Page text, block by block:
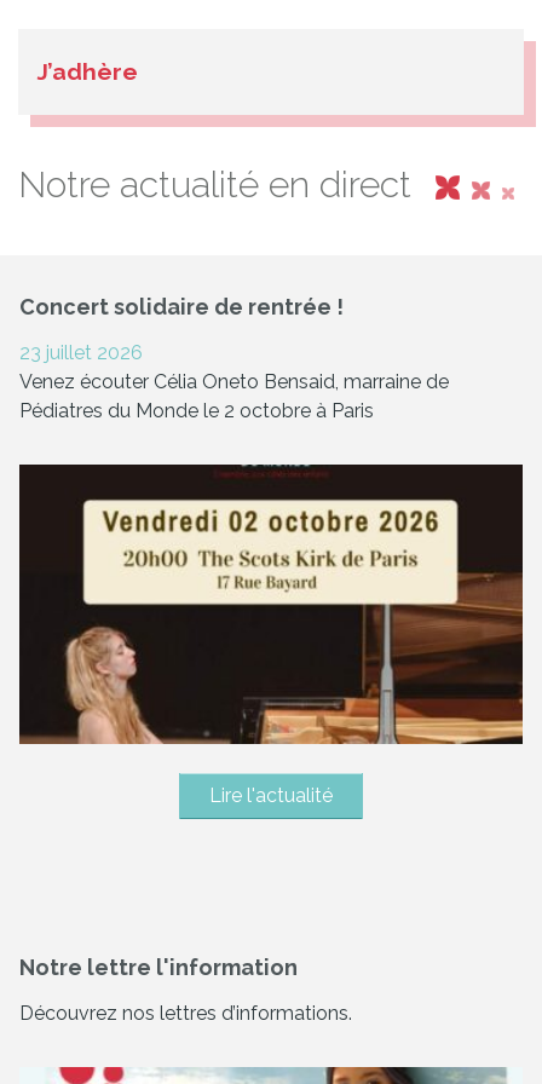
J’adhère
Notre actualité en direct
Concert solidaire de rentrée !
23 juillet 2026
Venez écouter Célia Oneto Bensaid, marraine de
Pédiatres du Monde le 2 octobre à Paris
Lire l'actualité
Notre lettre l'information
Découvrez nos lettres d’informations.